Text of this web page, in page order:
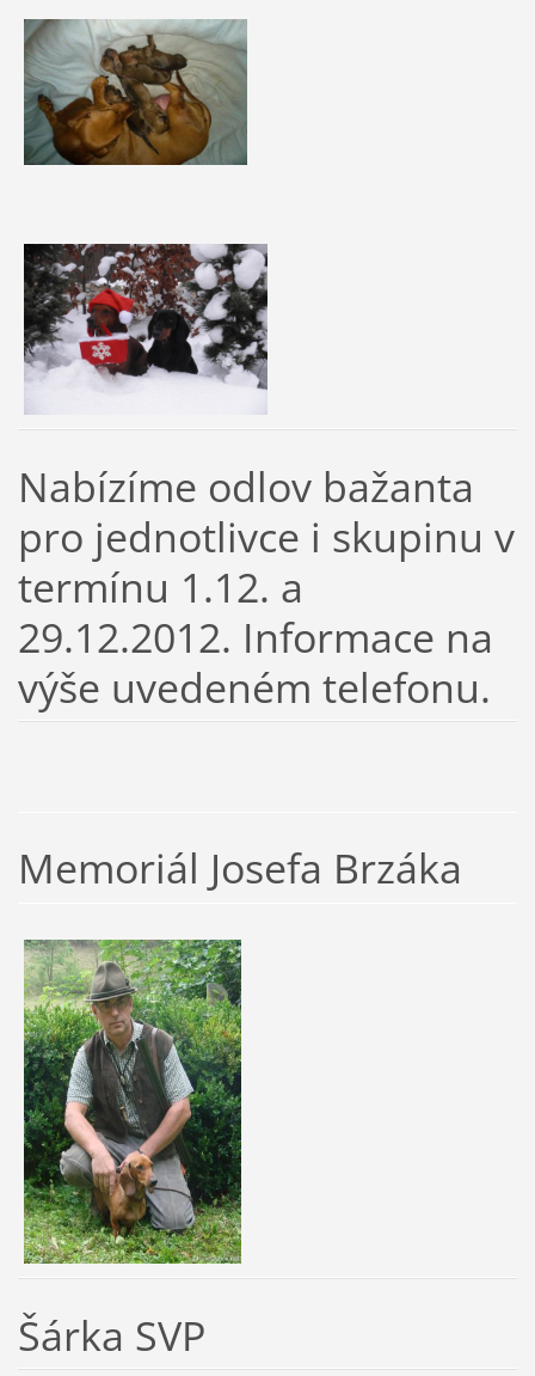
Nabízíme odlov bažanta
pro jednotlivce i skupinu v
termínu 1.12. a
29.12.2012. Informace na
výše uvedeném telefonu.
Memoriál Josefa Brzáka
Šárka SVP